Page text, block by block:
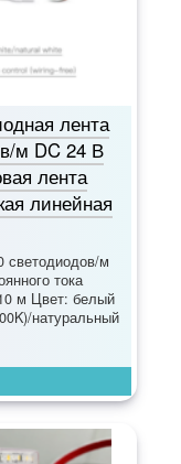
лента
м DC 24 В
лента
линейная
м
тока
м Цвет: белый
натуральный